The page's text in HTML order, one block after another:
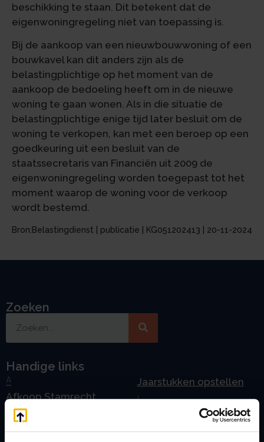
beschikking te staan. Dit betekent dat de
eigenwoningregeling niet van toepassing is.
Bij de aankoop van een nieuwbouwwoning of een
bouwkavel kan dit anders zijn als de
belastingplichtige op het moment van de
aankoop de bedoeling heeft om in de nieuwe
woning te gaan wonen. Als in die situatie de
belastingplichtige enige tijd later besluit om de
woning te verkopen, kan met een beroep op een
goedkeuring uit een besluit van de
staatssecretaris van Financiën uit 2009 de
eigenwoningregeling worden toegepast tot het
moment waarop de woning voor de verkoop
wordt bestemd.
Bron:Belastingdienst | publicatie | KG051202413 | 20-11-2024
Zoeken
Handige links
A
Afkoop Stamrecht
Belastingdienst
Jaarstukken opstellen
L
Lenen van de BV
Lijfrente BV